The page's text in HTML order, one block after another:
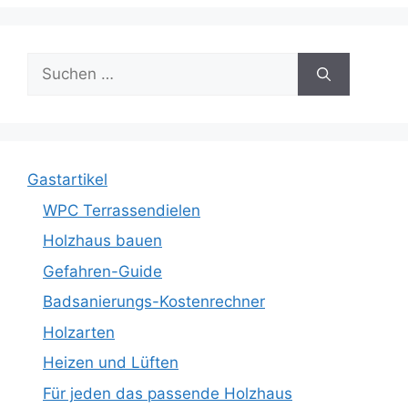
Suche
nach:
Gastartikel
WPC Terrassendielen
Holzhaus bauen
Gefahren-Guide
Badsanierungs-Kostenrechner
Holzarten
Heizen und Lüften
Für jeden das passende Holzhaus